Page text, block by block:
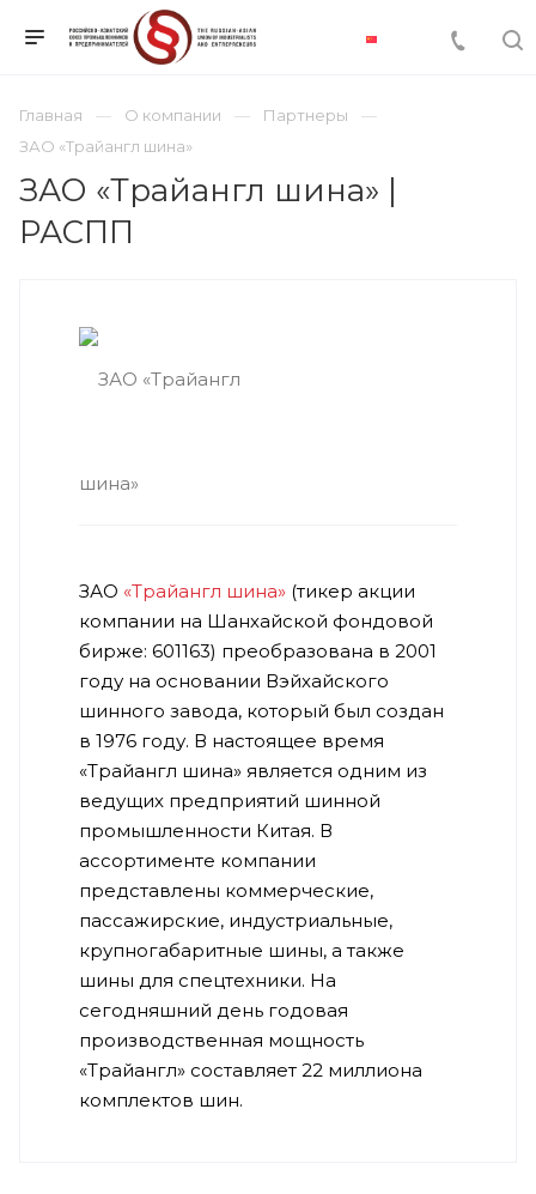
Главная О компании
Партнеры
ЗАО «Трайангл шина»
ЗАО «Трайангл шина» |
РАСПП
ЗАО «Трайангл шина» (тикер акции
компании на Шанхайской фондовой
бирже: 601163) преобразована в 2001
году на основании Вэйхайского
шинного завода, который был создан
в 1976 году. В настоящее время
«Трайангл шина» является одним из
ведущих предприятий шинной
промышленности Китая. В
ассортименте компании
представлены коммерческие,
пассажирские, индустриальные,
крупногабаритные шины, а также
шины для спецтехники. На
сегодняшний день годовая
производственная мощность
«Трайангл» составляет 22 миллиона
комплектов шин.